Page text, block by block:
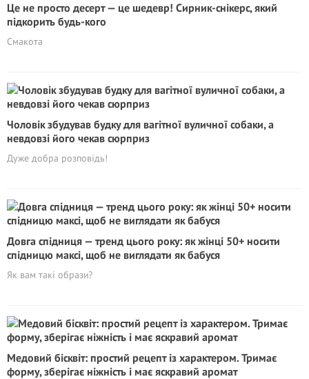
Це не просто десерт — це шедевр! Сирник-снікерс, який
підкорить будь-кого
Смакота
Чоловік збудував будку для вагітної вуличної собаки, а
невдовзі його чекав сюрприз
Дуже добра розповідь!
Довга спідниця — тренд цього року: як жінці 50+ носити
спідницю максі, щоб не виглядати як бабуся
Як вам такі образи?
Медовий бісквіт: простий рецепт із характером. Тримає
форму, зберігає ніжність і має яскравий аромат